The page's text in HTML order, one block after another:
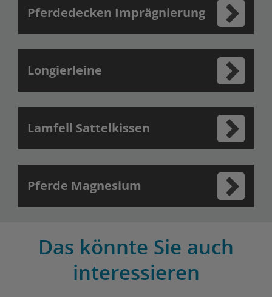
Pferdedecken Imprägnierung
Longierleine
Lamfell Sattelkissen
Pferde Magnesium
Das könnte Sie auch
interessieren